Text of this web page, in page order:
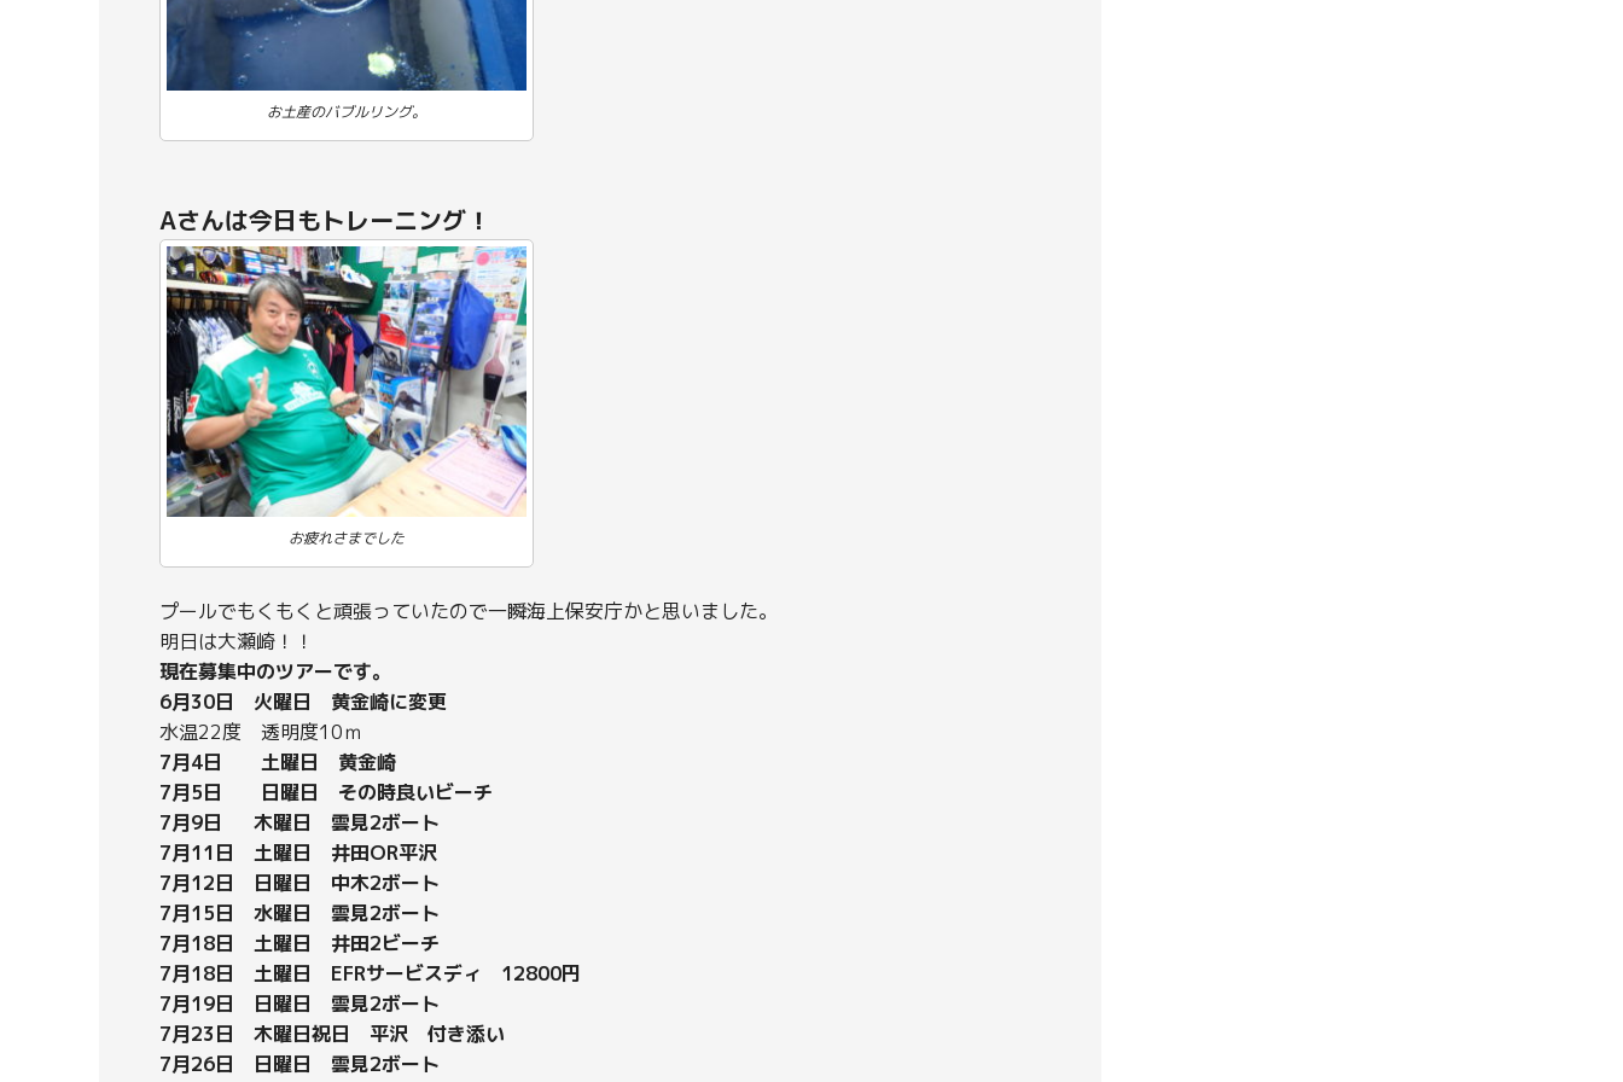
お土産のバブルリング。
Aさんは今日もトレーニング！
お疲れさまでした
プールでもくもくと頑張っていたので一瞬海上保安庁かと思いました。
明日は大瀬崎！！
現在募集中のツアーです。
6月30日 火曜日 黄金崎に変更
水温22度 透明度10ｍ
7月4日 土曜日 黄金崎
7月5日 日曜日 その時良いビーチ
7月9日 木曜日 雲見2ボート
7月11日 土曜日 井田OR平沢
7月12日 日曜日 中木2ボート
7月15日 水曜日 雲見2ボート
7月18日 土曜日 井田2ビーチ
7月18日 土曜日 EFRサービスディ 12800円
7月19日 日曜日 雲見2ボート
7月23日 木曜日祝日 平沢 付き添い
7月26日 日曜日 雲見2ボート